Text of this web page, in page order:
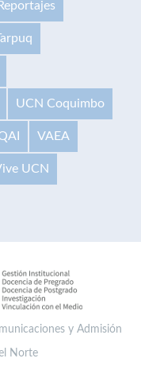
UCN Coquimbo
VAEA
UCN
y Admisión
Norte